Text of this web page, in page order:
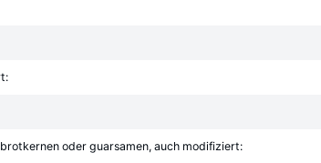
oder guarsamen, auch modifiziert: